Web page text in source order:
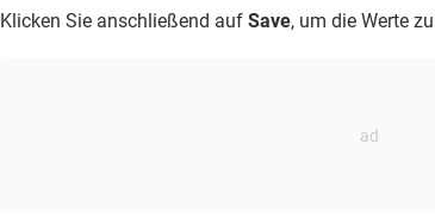
Klicken Sie anschließend auf Save, um die Werte